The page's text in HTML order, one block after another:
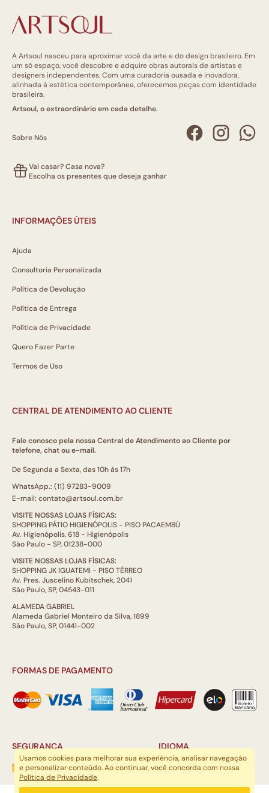
A Artsoul nasceu para aproximar você da arte e do design brasileiro. Em
um só espaço, você descobre e adquire obras autorais de artistas e
designers independentes. Com uma curadoria ousada e inovadora,
alinhada à estética contemporânea, oferecemos peças com identidade
brasileira.
Artsoul, o extraordinário em cada detalhe.
Sobre Nós
Vai casar? Casa nova?
Escolha os presentes que deseja ganhar
INFORMAÇÕES ÚTEIS
Ajuda
Consultoria Personalizada
Política de Devolução
Política de Entrega
Política de Privacidade
Quero Fazer Parte
Termos de Uso
CENTRAL DE ATENDIMENTO AO CLIENTE
Fale conosco pela nossa Central de Atendimento ao Cliente por
telefone, chat ou e-mail.
De Segunda a Sexta, das 10h às 17h
WhatsApp.: (11) 97283-9009
E-mail: contato@artsoul.com.br
VISITE NOSSAS LOJAS FÍSICAS:
SHOPPING PÁTIO HIGIENÓPOLIS - PISO PACAEMBÚ
Av. Higienópolis, 618 - Higienópolis
São Paulo - SP, 01238-000
VISITE NOSSAS LOJAS FÍSICAS:
SHOPPING JK IGUATEMI - PISO TÉRREO
Av. Pres. Juscelino Kubitschek, 2041
São Paulo, SP, 04543-011
ALAMEDA GABRIEL
Alameda Gabriel Monteiro da Silva, 1899
São Paulo, SP, 01441-002
FORMAS DE PAGAMENTO
SEGURANÇA IDIOMA
Usamos cookies para melhorar sua experiência, analisar navegação
e personalizar conteúdo. Ao continuar, você concorda com nossa
Política de Privacidade.